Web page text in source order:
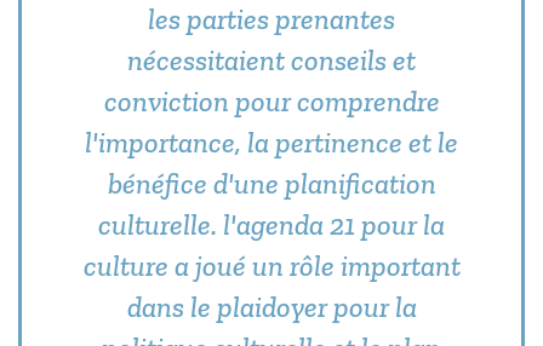
les parties prenantes
nécessitaient conseils et
conviction pour comprendre
l'importance, la pertinence et le
bénéfice d'une planification
culturelle. l'agenda 21 pour la
culture a joué un rôle important
dans le plaidoyer pour la